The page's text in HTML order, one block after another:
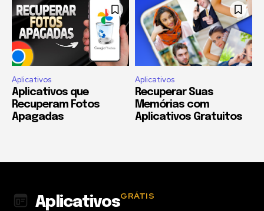
Aplicativos
Aplicativos que
Recuperam Fotos
Apagadas
Aplicativos
Recuperar Suas
Memórias com
Aplicativos Gratuitos
AplicativosGRÁTIS